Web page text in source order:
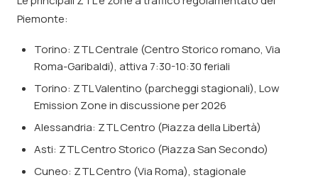
Piemonte:
Torino: ZTL Centrale (Centro Storico romano, Via
Roma-Garibaldi), attiva 7:30-10:30 feriali
Torino: ZTL Valentino (parcheggi stagionali), Low
Emission Zone in discussione per 2026
Alessandria: ZTL Centro (Piazza della Libertà)
Asti: ZTL Centro Storico (Piazza San Secondo)
Cuneo: ZTL Centro (Via Roma), stagionale